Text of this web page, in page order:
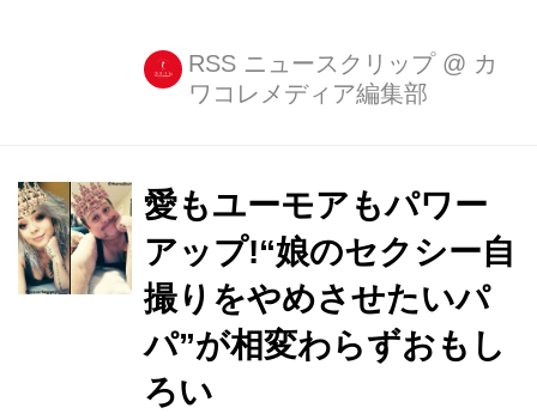
RSS ニュースクリップ @ カ
ワコレメディア編集部
愛もユーモアもパワー
アップ!“娘のセクシー自
撮りをやめさせたいパ
パ”が相変わらずおもし
ろい